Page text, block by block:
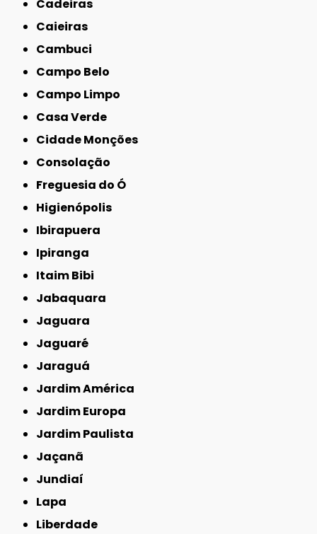
Cadeiras
Caieiras
Cambuci
Campo Belo
Campo Limpo
Casa Verde
Cidade Monções
Consolação
Freguesia do Ó
Higienópolis
Ibirapuera
Ipiranga
Itaim Bibi
Jabaquara
Jaguara
Jaguaré
Jaraguá
Jardim América
Jardim Europa
Jardim Paulista
Jaçanã
Jundiaí
Lapa
Liberdade